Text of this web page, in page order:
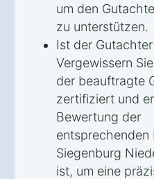
um den
zu unterstützen.
Ist der
Vergewissern
der beauftragte
zertifiziert und
Bewertung der
entsprechenden
Siegenburg
ist, um eine